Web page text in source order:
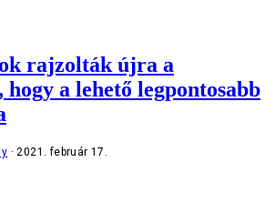
rajzolták újra a
a lehető legpontosabb
2021. február 17.